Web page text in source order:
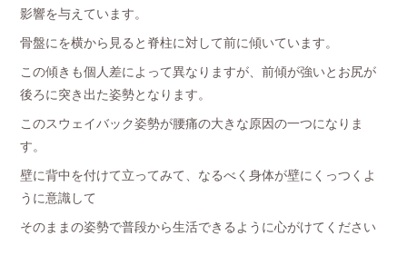
影響を与えています。
骨盤にを横から見ると脊柱に対して前に傾いています。
この傾きも個人差によって異なりますが、前傾が強いとお尻が
後ろに突き出た姿勢となります。
このスウェイバック姿勢が腰痛の大きな原因の一つになりま
す。
壁に背中を付けて立ってみて、なるべく身体が壁にくっつくよ
うに意識して
そのままの姿勢で普段から生活できるように心がけてください